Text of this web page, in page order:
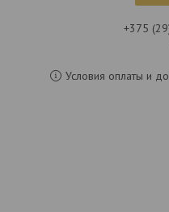
+375
Условия оплаты и